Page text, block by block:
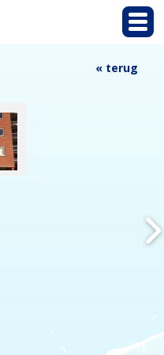
« terug